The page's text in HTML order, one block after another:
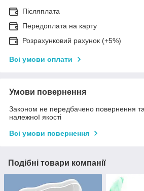
Післяплата
Передоплата на карту
Розрахунковий рахунок (+5%)
Всі умови оплати
Умови повернення
Законом не передбачено повернення
належної якості
Всі умови повернення
Подібні товари компанії